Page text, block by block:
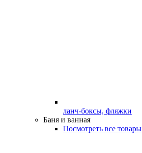
ланч-боксы, фляжки
Баня и ванная
Посмотреть все товары